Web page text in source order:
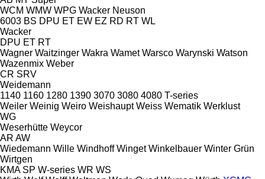
WCM WMW WPG Wacker Neuson
6003 BS DPU ET EW EZ RD RT WL
Wacker
DPU ET RT
Wagner Waitzinger Wakra Wamet Warsco Warynski Watson
Wazenmix Weber
CR SRV
Weidemann
1140 1160 1280 1390 3070 3080 4080 T-series
Weiler Weinig Weiro Weishaupt Weiss Wematik Werklust
WG
Weserhütte Weycor
AR AW
Wiedemann Wille Windhoff Winget Winkelbauer Winter Grün
Wirtgen
KMA SP W-series WR WS